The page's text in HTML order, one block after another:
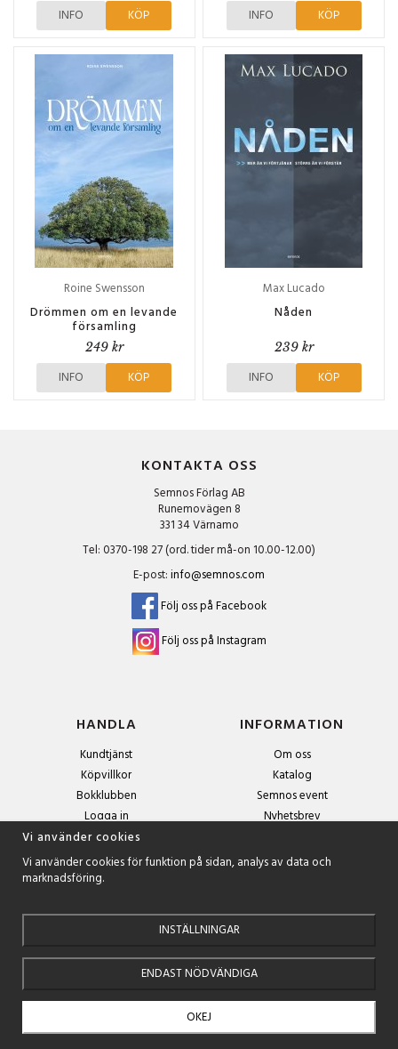
INFO KÖP INFO KÖP
Roine Swensson
Drömmen om en levande
församling
249 kr
INFO KÖP
Max Lucado
Nåden
239 kr
INFO KÖP
KONTAKTA OSS
Semnos Förlag AB
Runemovägen 8
331 34 Värnamo
Tel: 0370-198 27 (ord. tider må-on 10.00-12.00)
E-post:info@semnos.com
Följ oss på Facebook
Följ oss på Instagram
HANDLA
Kundtjänst
Köpvillkor
Bokklubben
Logga in
INFORMATION
Om oss
Katalog
Semnos event
Nyhetsbrev
Anmäl dig till nyhetsbrevet och få exklusiva erbjudanden och
spännande boktips!
Drift & produktion:Wikinggruppen
Vi använder cookies
Vi använder cookies för funktion på sidan, analys av data och
marknadsföring.
INSTÄLLNINGAR
ENDAST NÖDVÄNDIGA
OKEJ